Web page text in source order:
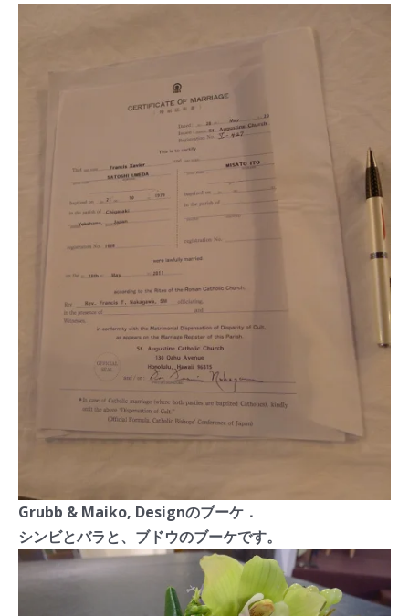
Grubb & Maiko, Designのブーケ．
シンビとバラと、ブドウのブーケです。